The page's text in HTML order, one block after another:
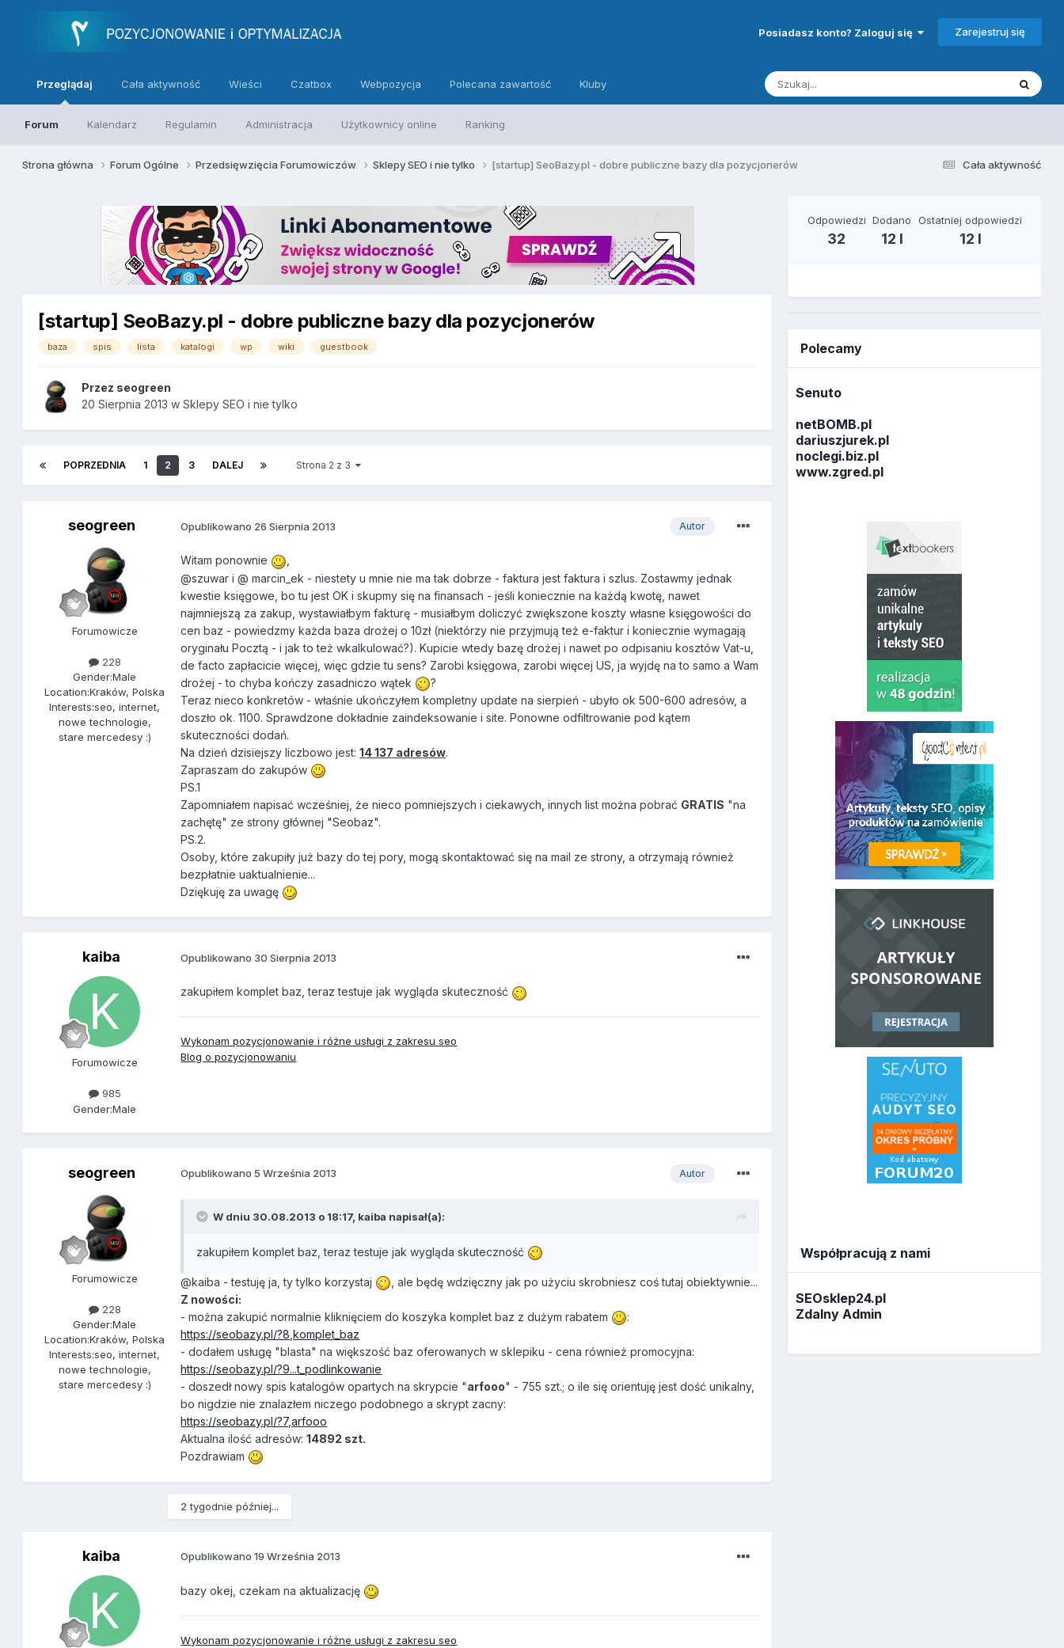
Posiadasz konto? Zaloguj się Zarejestruj się
Przeglądaj
Forum Kalendarz Regulamin Administracja Użytkownicy online Ranking
Cała aktywność Wieści Czatbox Webpozycja Polecana zawartość Kluby
Cała aktywność
Strona główna Forum Ogólne Przedsięwzięcia Forumowiczów Sklepy SEO i nie tylko [startup] SeoBazy.pl - dobre publiczne bazy dla pozycjonerów
[startup] SeoBazy.pl - dobre publiczne bazy dla pozycjonerów
baza spis lista katalogi wp wiki guestbook
Przez seogreen
20 Sierpnia 2013 wSklepy SEO i nie tylko
POPRZEDNIA 1 2 3 DALEJ Strona 2 z 3
seogreen
Forumowicze
228
Gender:Male
Location:Kraków, Polska
Interests:seo, internet,
nowe technologie,
stare mercedesy :)
Autor
Opublikowano 26 Sierpnia 2013
Witam ponownie
@szuwar i @ marcin_ek - niestety u mnie nie ma tak dobrze - faktura jest faktura i szlus. Zostawmy jednak
kwestie księgowe, bo tu jest OK i skupmy się na finansach - jeśli koniecznie na każdą kwotę, nawet
najmniejszą za zakup, wystawiałbym fakturę - musiałbym doliczyć zwiększone koszty własne księgowości do
cen baz - powiedzmy każda baza drożej o 10zł (niektórzy nie przyjmują też e-faktur i koniecznie wymagają
oryginału Pocztą - i jak to też wkalkulować?). Kupicie wtedy bazę drożej i nawet po odpisaniu kosztów Vat-u,
de facto zapłacicie więcej, więc gdzie tu sens? Zarobi księgowa, zarobi więcej US, ja wyjdę na to samo a Wam
drożej - to chyba kończy zasadniczo wątek
?
Teraz nieco konkretów - właśnie ukończyłem kompletny update na sierpień - ubyło ok 500-600 adresów, a
doszło ok. 1100. Sprawdzone dokładnie zaindeksowanie i site. Ponowne odfiltrowanie pod kątem
skuteczności dodań.
Na dzień dzisiejszy liczbowo jest:14 137 adresów.
Zapraszam do zakupów
PS.1
Zapomniałem napisać wcześniej, że nieco pomniejszych i ciekawych, innych list można pobrać GRATIS "na
zachętę" ze strony głównej "Seobaz".
PS.2.
Osoby, które zakupiły już bazy do tej pory, mogą skontaktować się na mail ze strony, a otrzymają również
bezpłatnie uaktualnienie...
Dziękuję za uwagę
kaiba
Forumowicze
985
Gender:Male
Opublikowano 30 Sierpnia 2013
zakupiłem komplet baz, teraz testuje jak wygląda skuteczność
Wykonam pozycjonowanie i różne usługi z zakresu seo
Blog o pozycjonowaniu
seogreen
Forumowicze
228
Gender:Male
Location:Kraków, Polska
Interests:seo, internet,
nowe technologie,
stare mercedesy :)
Autor
Opublikowano 5 Września 2013
W dniu 30.08.2013 o 18:17, kaiba napisał(a):
zakupiłem komplet baz, teraz testuje jak wygląda skuteczność
@kaiba - testuję ja, ty tylko korzystaj
, ale będę wdzięczny jak po użyciu skrobniesz coś tutaj obiektywnie...
Z nowości:
- można zakupić normalnie kliknięciem do koszyka komplet baz z dużym rabatem
:
https://seobazy.pl/?8,komplet_baz
- dodałem usługę "blasta" na większość baz oferowanych w sklepiku - cena również promocyjna:
https://seobazy.pl/?9...t_podlinkowanie
- doszedł nowy spis katalogów opartych na skrypcie "arfooo" - 755 szt.; o ile się orientuję jest dość unikalny,
bo nigdzie nie znalazłem niczego podobnego a skrypt zacny:
https://seobazy.pl/?7,arfooo
Aktualna ilość adresów:14892 szt.
Pozdrawiam
2 tygodnie później...
kaiba Opublikowano19 Września 2013
bazy okej, czekam na aktualizację
Wykonam pozycjonowanie i różne usługi z zakresu seo
Odpowiedzi
32
Dodano
12 l
Ostatniej odpowiedzi
12 l
Polecamy
Senuto
netBOMB.pl
dariuszjurek.pl
noclegi.biz.pl
www.zgred.pl
Współpracują z nami
SEOsklep24.pl
Zdalny Admin